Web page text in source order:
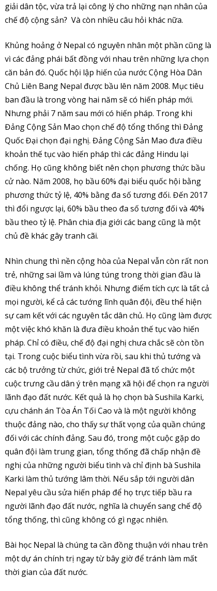
giải dân tộc, vừa trả lại công lý cho những nạn nhân của
chế độ cộng sản? Và còn nhiều câu hỏi khác nữa.
Khủng hoảng ở Nepal có nguyên nhân một phần cũng là
vì các đảng phái bất đồng với nhau trên những lựa chọn
căn bản đó. Quốc hội lập hiến của nước Cộng Hòa Dân
Chủ Liên Bang Nepal được bầu lên năm 2008. Mục tiêu
ban đầu là trong vòng hai năm sẽ có hiến pháp mới.
Nhưng phải 7 năm sau mới có hiến pháp. Trong khi
Đảng Cộng Sản Mao chọn chế độ tổng thống thì Đảng
Quốc Đại chọn đại nghị. Đảng Cộng Sản Mao đưa điều
khoản thế tục vào hiến pháp thì các đảng Hindu lại
chống. Họ cũng không biết nên chọn phương thức bầu
cử nào. Năm 2008, họ bầu 60% đại biểu quốc hội bằng
phương thức tỷ lệ, 40% bằng đa số tương đối. Đến 2017
thì đổi ngược lại, 60% bầu theo đa số tương đối và 40%
bầu theo tỷ lệ. Phân chia địa giới các bang cũng là một
chủ đề khác gây tranh cãi.
Nhìn chung thì nền cộng hòa của Nepal vẫn còn rất non
trẻ, những sai lầm và lúng túng trong thời gian đầu là
điều không thể tránh khỏi. Nhưng điểm tích cực là tất cả
mọi người, kể cả các tướng lĩnh quân đội, đều thể hiện
sự cam kết với các nguyên tắc dân chủ. Họ cũng làm được
một việc khó khăn là đưa điều khoản thế tục vào hiến
pháp. Chỉ có điều, chế độ đại nghị chưa chắc sẽ còn tồn
tại. Trong cuộc biểu tình vừa rồi, sau khi thủ tướng và
các bộ trưởng từ chức, giới trẻ Nepal đã tổ chức một
cuộc trưng cầu dân ý trên mạng xã hội để chọn ra người
lãnh đạo đất nước. Kết quả là họ chọn bà Sushila Karki,
cựu chánh án Tòa Án Tối Cao và là một người không
thuộc đảng nào, cho thấy sự thất vọng của quần chúng
đối với các chính đảng. Sau đó, trong một cuộc gặp do
quân đội làm trung gian, tổng thống đã chấp nhận đề
nghị của những người biểu tình và chỉ định bà Sushila
Karki làm thủ tướng lâm thời. Nếu sắp tới người dân
Nepal yêu cầu sửa hiến pháp để họ trực tiếp bầu ra
người lãnh đạo đất nước, nghĩa là chuyển sang chế độ
tổng thống, thì cũng không có gì ngạc nhiên.
Bài học Nepal là chúng ta cần đồng thuận với nhau trên
một dự án chính trị ngay từ bây giờ để tránh làm mất
thời gian của đất nước.